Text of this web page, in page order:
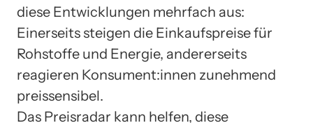
diese Entwicklungen mehrfach aus:
Einerseits steigen die Einkaufspreise für
Rohstoffe und Energie, andererseits
reagieren Konsument:innen zunehmend
preissensibel.
Das Preisradar kann helfen, diese